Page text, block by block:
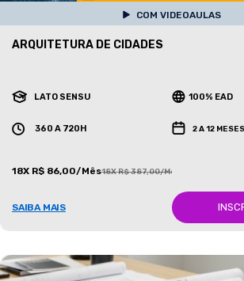
COM VIDEOAULAS
ARQUITETURA DE CIDADES
LATO SENSU 100% EAD
360 A 720H 2 A 12 MESES
18X R$ 86,00/Mês18X R$ 387,00/Mês
SAIBA MAIS